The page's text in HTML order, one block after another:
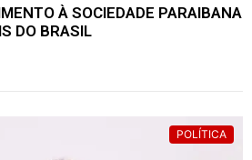
À SOCIEDADE PARAIBANA
DO BRASIL
POLÍTICA